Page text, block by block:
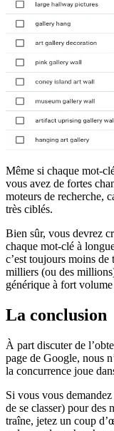
Même si chaque mot-
vous avez de fortes
moteurs de recherche,
très ciblés.
Bien sûr, vous devrez
chaque mot-clé à
c’est toujours moins de
milliers (ou des
générique à fort
La conclusion
À part discuter de
page de Google, nous
la concurrence joue
Si vous vous
de se classer) pour des
traîne, jetez un coup